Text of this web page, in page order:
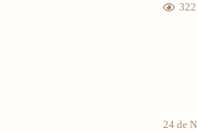
322
24 de